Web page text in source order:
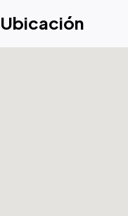
Ubicación